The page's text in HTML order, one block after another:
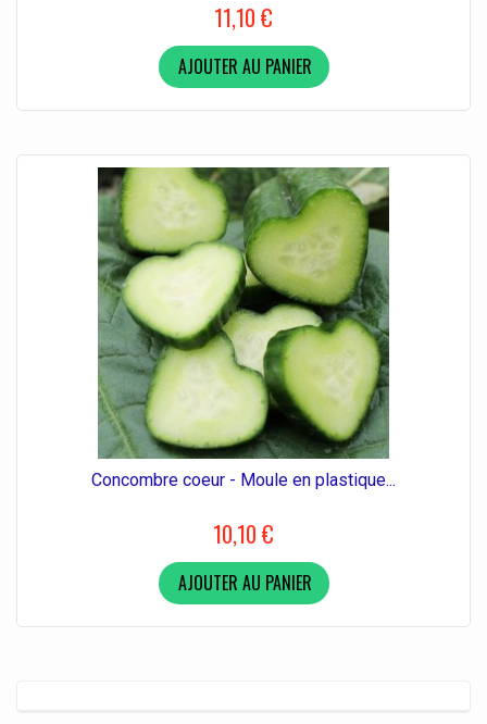
11,10 €
AJOUTER AU PANIER
Concombre coeur - Moule en plastique...
10,10 €
AJOUTER AU PANIER